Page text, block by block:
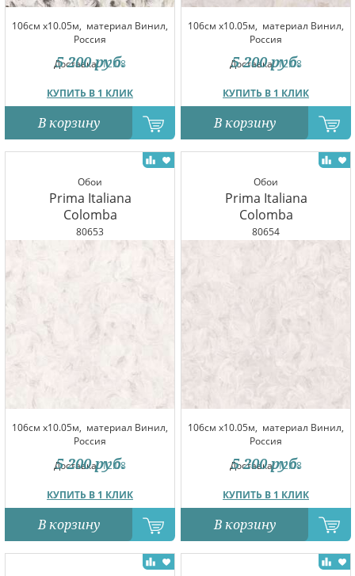
106см x10.05м, материал Винил,
Россия
Доставка:12.08
КУПИТЬ В 1 КЛИК
5 200 руб.
В корзину
106см x10.05м, материал Винил,
Россия
Доставка:12.08
КУПИТЬ В 1 КЛИК
5 200 руб.
В корзину
Обои
Prima Italiana
Colomba
80653
106см x10.05м, материал Винил,
Россия
Доставка:12.08
КУПИТЬ В 1 КЛИК
5 200 руб.
В корзину
Обои
Prima Italiana
Colomba
80654
106см x10.05м, материал Винил,
Россия
Доставка:12.08
КУПИТЬ В 1 КЛИК
5 200 руб.
В корзину